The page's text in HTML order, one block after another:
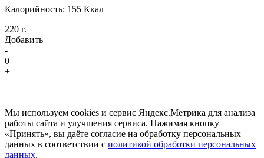
Калорийность: 155 Ккал
220 г.
Добавить
-
0
+
Мы используем cookies и сервис Яндекс.Метрика для анализа
работы сайта и улучшения сервиса. Нажимая кнопку
«Принять», вы даёте согласие на обработку персональных
данных в соответствии с политикой обработки персональных
данных.